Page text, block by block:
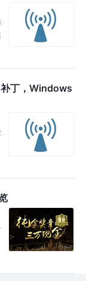
补丁，Windows